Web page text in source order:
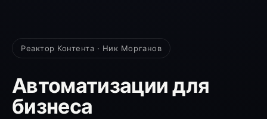
Реактор Контента · Ник Морганов
Автоматизации для
бизнеса